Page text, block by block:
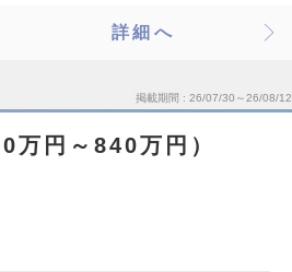
詳細へ
掲載期間 26/07/30～26/08/12
万円～840万円）